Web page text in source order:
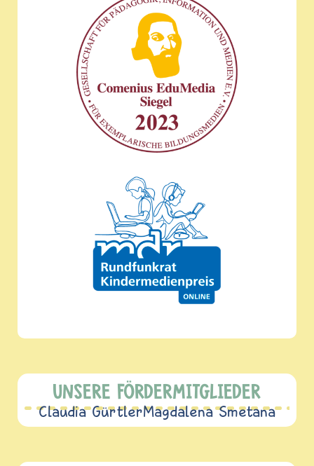
UNSERE FÖRDERMITGLIEDER
Claudia GürtlerMagdalena Smetana